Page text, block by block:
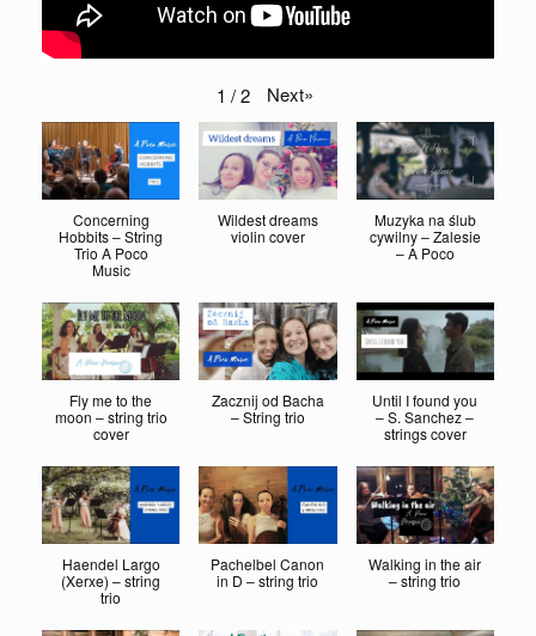
1 / 2 Next»
Concerning
Hobbits – String
Trio A Poco
Music
Wildest dreams
violin cover
Muzyka na ślub
cywilny – Zalesie
– A Poco
Fly me to the
moon – string trio
cover
Zacznij od Bacha
– String trio
Until I found you
– S. Sanchez –
strings cover
Haendel Largo
(Xerxe) – string
trio
Pachelbel Canon
in D – string trio
Walking in the air
– string trio